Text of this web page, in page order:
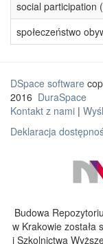
social participation
społeczeństwo
DSpace software
2016 DuraSpace
Kontakt z nami |
Deklaracja
Budowa
w Krakowie została
i Szkolnictwa